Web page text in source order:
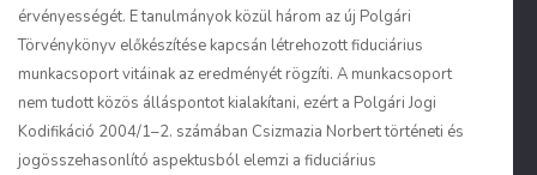
érvényességét. E tanulmányok közül három az új Polgári
Törvénykönyv előkészítése kapcsán létrehozott fiduciárius
munkacsoport vitáinak az eredményét rögzíti. A munkacsoport
nem tudott közös álláspontot kialakítani, ezért a Polgári Jogi
Kodifikáció 2004/1–2. számában Csizmazia Norbert történeti és
jogösszehasonlító aspektusból elemzi a fiduciárius